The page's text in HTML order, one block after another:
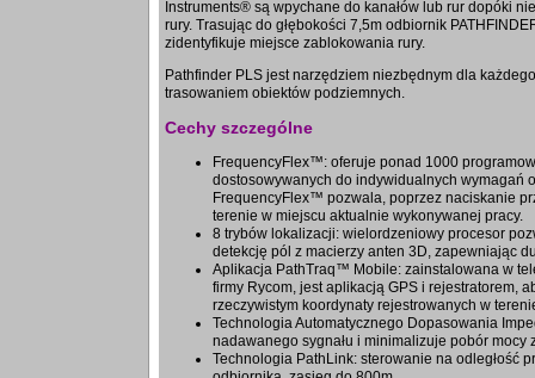
Instruments® są wpychane do kanałów lub rur dopóki
rury. Trasując do głębokości 7,5m odbiornik
zidentyfikuje miejsce zablokowania rury.
Pathfinder PLS jest narzędziem niezbędnym dla
trasowaniem obiektów podziemnych.
Cechy szczególne
FrequencyFlex™: oferuje ponad 1000
dostosowywanych do indywidualnych wymagań
FrequencyFlex™ pozwala, poprzez naciskanie
terenie w miejscu aktualnie wykonywanej pracy.
8 trybów lokalizacji: wielordzeniowy procesor
detekcję pól z macierzy anten 3D, zapewniając
Aplikacja PathTraq™ Mobile: zainstalowana w
firmy Rycom, jest aplikacją GPS i rejestratorem,
rzeczywistym koordynaty rejestrowanych w
Technologia Automatycznego Dopasowania
nadawanego sygnału i minimalizuje pobór mocy
Technologia PathLink: sterowanie na odległość